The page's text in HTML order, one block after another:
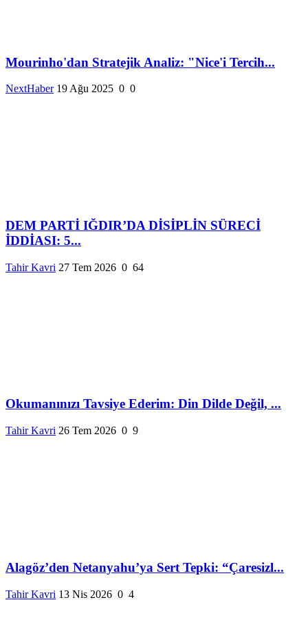
Mourinho'dan Stratejik Analiz: "Nice'i Tercih...
NextHaber 19 Ağu 2025 0 0
DEM PARTİ IĞDIR’DA DİSİPLİN SÜRECİ
İDDİASI: 5...
Tahir Kavri 27 Tem 2026 0 64
Okumanınızı Tavsiye Ederim: Din Dilde Değil, ...
Tahir Kavri 26 Tem 2026 0 9
Alagöz’den Netanyahu’ya Sert Tepki: “Çaresizl...
Tahir Kavri 13 Nis 2026 0 4